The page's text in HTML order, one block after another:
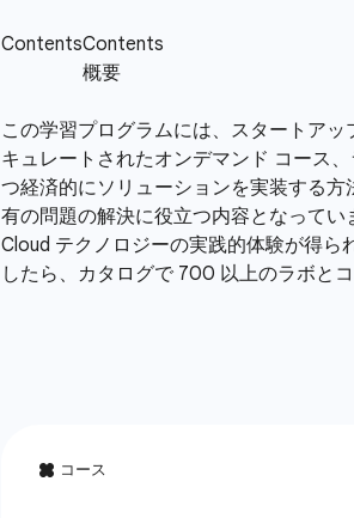
この学習プログラムには、スタートア
キュレートされたオンデマンド コース
つ経済的にソリューションを実装する
有の問題の解決に役立つ内容となって
Cloud テクノロジーの実践的体験が得
したら、カタログで 700 以上のラボと